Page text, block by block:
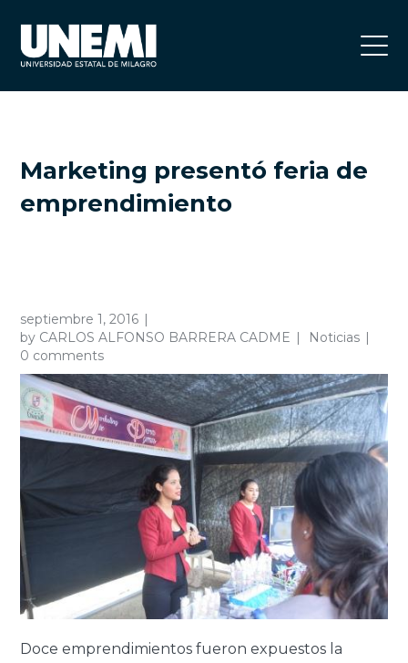
Marketing presentó feria de
emprendimiento
septiembre 1, 2016
by CARLOS ALFONSO BARRERA CADME
Noticias
0 comments
Doce emprendimientos fueron expuestos la